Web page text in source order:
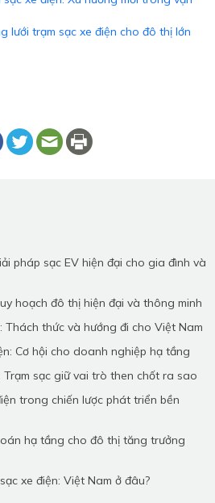
lưới trạm sạc xe điện cho đô thị lớn
pháp sạc EV hiện đại cho gia đình và
hoạch đô thị hiện đại và thông minh
thức và hướng đi cho Việt Nam
Cơ hội cho doanh nghiệp hạ tầng
sạc giữ vai trò then chốt ra sao
trong chiến lược phát triển bền
hạ tầng cho đô thị tăng trưởng
xe điện: Việt Nam ở đâu?